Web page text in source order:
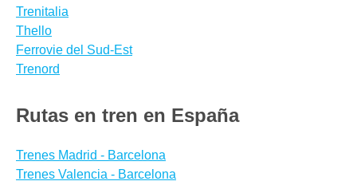
Trenitalia
Thello
Ferrovie del Sud-Est
Trenord
Rutas en tren en España
Trenes Madrid - Barcelona
Trenes Valencia - Barcelona